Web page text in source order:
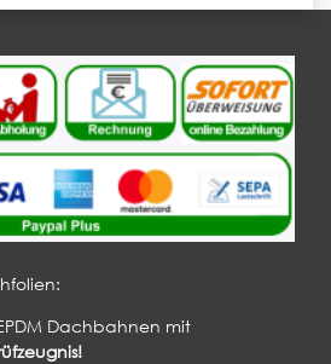
Dachbahnen mit